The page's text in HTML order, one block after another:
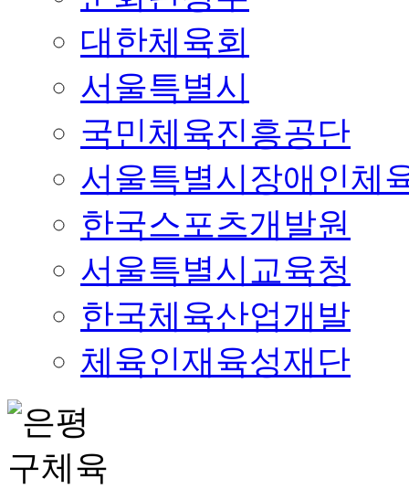
대한체육회
서울특별시
국민체육진흥공단
서울특별시장애인체
한국스포츠개발원
서울특별시교육청
한국체육산업개발
체육인재육성재단